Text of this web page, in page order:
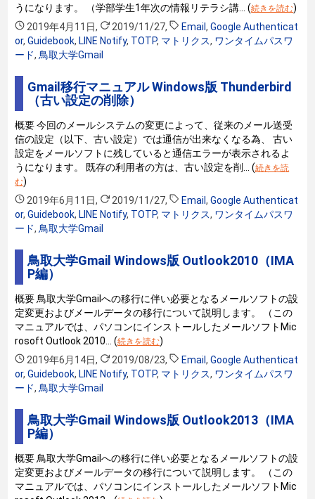
うになります。 （学部学生1年次の情報リテラシ講… (続きを読む)
2019年4月11日, 2019/11/27, Email,Google Authenticat
or,Guidebook, LINE Notify, TOTP, マトリクス, ワンタイムパスワ
ード, 鳥取大学Gmail
Gmail移行マニュアル Windows版 Thunderbird
（古い設定の削除）
概要 今回のメールシステムの変更によって、従来のメール送受
信の設定（以下、古い設定）では通信が出来なくなる為、 古い
設定をメールソフトに残していると通信エラーが表示されるよ
うになります。 既存の利用者の方は、古い設定を削… (続きを読
む)
2019年6月11日, 2019/11/27, Email,Google Authenticat
or,Guidebook, LINE Notify, TOTP, マトリクス, ワンタイムパスワ
ード, 鳥取大学Gmail
鳥取大学Gmail Windows版 Outlook2010（IMA
P編）
概要 鳥取大学Gmailへの移行に伴い必要となるメールソフトの設
定変更およびメールデータの移行について説明します。 （この
マニュアルでは、パソコンにインストールしたメールソフトMic
rosoft Outlook 2010… (続きを読む)
2019年6月14日, 2019/08/23, Email,Google Authenticat
or,Guidebook, LINE Notify, TOTP, マトリクス, ワンタイムパスワ
ード, 鳥取大学Gmail
鳥取大学Gmail Windows版 Outlook2013（IMA
P編）
概要 鳥取大学Gmailへの移行に伴い必要となるメールソフトの設
定変更およびメールデータの移行について説明します。 （この
マニュアルでは、パソコンにインストールしたメールソフトMic